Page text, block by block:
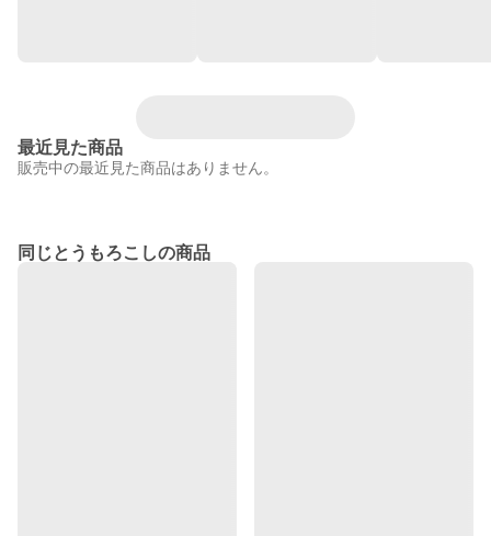
最近見た商品
販売中の最近見た商品はありません。
同じとうもろこしの商品